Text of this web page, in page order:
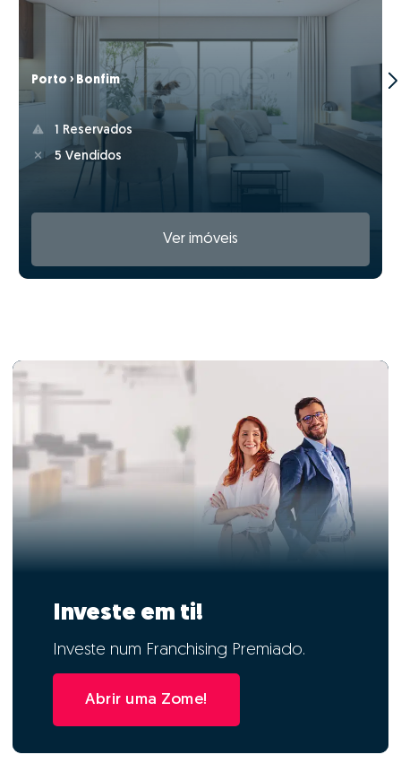
Porto › Bonfim
1 Reservados
5 Vendidos
Ver imóveis
Investe em ti!
Investe num Franchising Premiado.
Abrir uma Zome!